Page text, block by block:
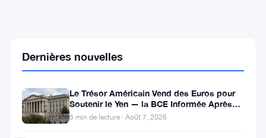
CryptoQuant
d'accord
Dernières nouvelles
Le Trésor Américain Vend des Euros pour
Soutenir le Yen — la BCE Informée Après
Coup
5 min de lecture · Août 7, 2026